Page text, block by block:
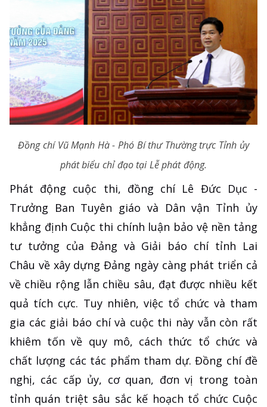
Đồng chí Vũ Mạnh Hà - Phó Bí thư Thường trực Tỉnh ủy
phát biểu chỉ đạo tại Lễ phát động.
Phát động cuộc thi, đồng chí Lê Đức Dục -
Trưởng Ban Tuyên giáo và Dân vận Tỉnh ủy
khẳng định Cuộc thi chính luận bảo vệ nền tảng
tư tưởng của Đảng và Giải báo chí tỉnh Lai
Châu về xây dựng Đảng ngày càng phát triển cả
về chiều rộng lẫn chiều sâu, đạt được nhiều kết
quả tích cực. Tuy nhiên, việc tổ chức và tham
gia các giải báo chí và cuộc thi này vẫn còn rất
khiêm tốn về quy mô, cách thức tổ chức và
chất lượng các tác phẩm tham dự. Đồng chí đề
nghị, các cấp ủy, cơ quan, đơn vị trong toàn
tỉnh quán triệt sâu sắc kế hoạch tổ chức Cuộc